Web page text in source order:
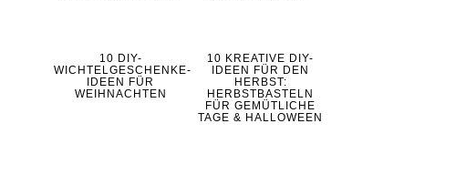
10 DIY-
WICHTELGESCHENKE-
IDEEN FÜR
WEIHNACHTEN
10 KREATIVE DIY-
IDEEN FÜR DEN
HERBST:
HERBSTBASTELN
FÜR GEMÜTLICHE
TAGE & HALLOWEEN